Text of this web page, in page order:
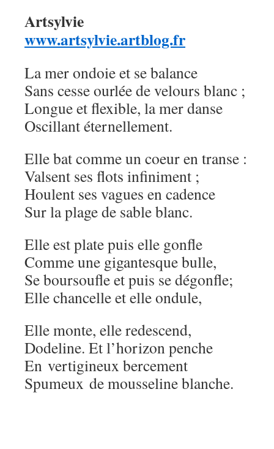
Artsylvie
www.artsylvie.artblog.fr
La mer ondoie et se balance
Sans cesse ourlée de velours blanc ;
Longue et flexible, la mer danse
Oscillant éternellement.
Elle bat comme un coeur en transe :
Valsent ses flots infiniment ;
Houlent ses vagues en cadence
Sur la plage de sable blanc.
Elle est plate puis elle gonfle
Comme une gigantesque bulle,
Se boursoufle et puis se dégonfle;
Elle chancelle et elle ondule,
Elle monte, elle redescend,
Dodeline. Et l’horizon penche
En vertigineux bercement
Spumeux de mousseline blanche.